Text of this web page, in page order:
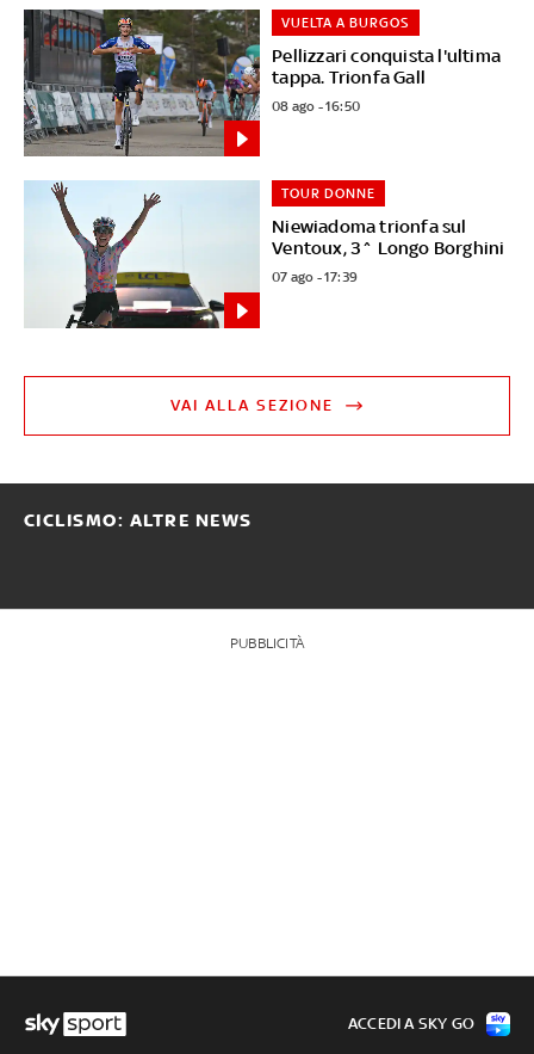
Pellizzari conquista l'ultima
tappa. Trionfa Gall
VUELTA A BURGOS
08 ago - 16:50
Niewiadoma trionfa sul
Ventoux, 3^ Longo Borghini
TOUR DONNE
07 ago - 17:39
VAI ALLA SEZIONE
CICLISMO: ALTRE NEWS
PUBBLICITÀ
ACCEDI A SKY GO